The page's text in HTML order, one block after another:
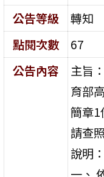
公告等級
轉知
點閱次數
67
公告內容
主旨
育部
簡章1
請查
說明：